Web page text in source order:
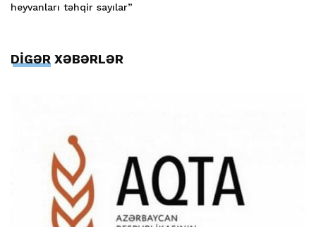
heyvanları təhqir sayılar”
DİGƏR XƏBƏRLƏR